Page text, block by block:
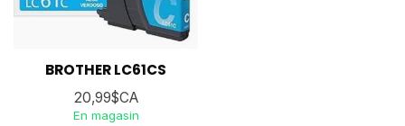
BROTHER LC61CS
20,99$CA
En magasin